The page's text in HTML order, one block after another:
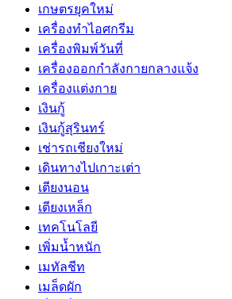
เกษตรยุคใหม่
เครื่องทำไอศกรีม
เครื่องพิมพ์วันที่
เครื่องออกกำลังกายกลางแจ้ง
เครื่องแต่งกาย
เงินกู้
เงินกู้สุรินทร์
เช่ารถเชียงใหม่
เดินทางไปเกาะเต่า
เตียงนอน
เตียงเหล็ก
เทคโนโลยี
เพิ่มน้ำหนัก
เมทัลชีท
เมล็ดผัก